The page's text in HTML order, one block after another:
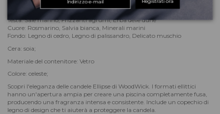
agrumi, i minerali marini e la salvia bianca.
Testa: Sale marino, Frizzanti agrumi, Erba delle dune
Cuore: Rosmarino, Salvia bianca, Minerali marini
Fondo: Legno di cedro, Legno di palissandro, Delicato muschio
Cera: soia;
Materiale del contenitore: Vetro
Colore: celeste;
Scopri l'eleganza delle candele Ellipse di WoodWick. I formati ellittici
hanno un'apertura ampia per creare una piscina completamente fusa,
producendo una fragranza intensa e consistente. Include un copechio di
legno di design che ti aiuterà a proteggere la candela.